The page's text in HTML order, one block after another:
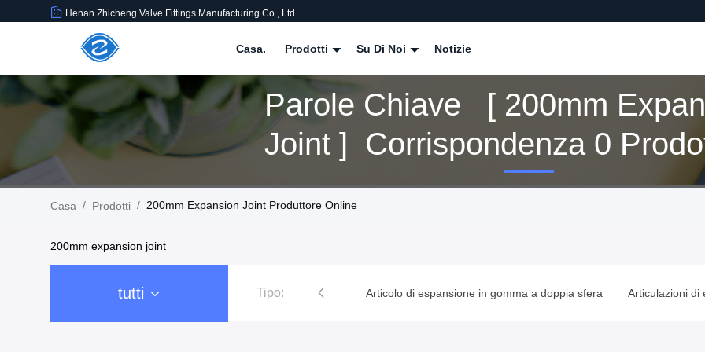
Henan Zhicheng Valve Fittings Manufacturing Co., Ltd.
Casa. Prodotti Su Di Noi Notizie
Parole Chiave [ 200mm
Joint ] Corrispondenza 0
Casa / Prodotti / 200mm Expansion Joint Produttore Online
200mm expansion joint
tutti Tipo:
giunto di dilatazione di gomma Articolo di espansione in gomma a doppia sfera Articulazioni di